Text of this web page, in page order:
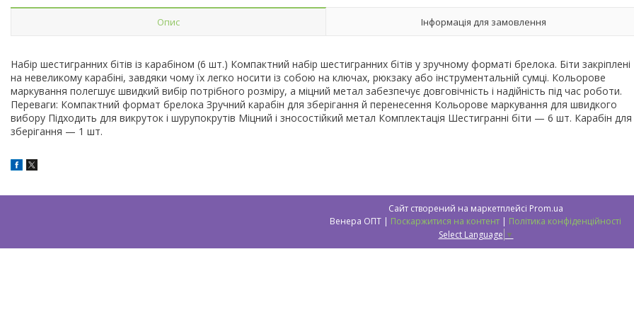
Опис Інформація для замовлення
Набір шестигранних бітів із карабіном (6 шт.) Компактний набір шестигранних бітів у зручному форматі брелока. Біти закріплені
на невеликому карабіні, завдяки чому їх легко носити із собою на ключах, рюкзаку або інструментальній сумці. Кольорове
маркування полегшує швидкий вибір потрібного розміру, а міцний метал забезпечує довговічність і надійність під час роботи.
Переваги: Компактний формат брелока Зручний карабін для зберігання й перенесення Кольорове маркування для швидкого
вибору Підходить для викруток і шурупокрутів Міцний і зносостійкий метал Комплектація Шестигранні біти — 6 шт. Карабін для
зберігання — 1 шт.
Сайт створений на маркетплейсі Prom.ua
Венера ОПТ | Поскаржитися на контент | Політика конфіденційності
Select Language ▼